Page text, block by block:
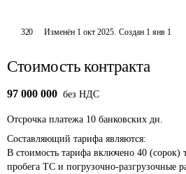
320 Изменён 1 окт 2025. Создан 1 янв 1
Стоимость контракта
97 000 000 без НДС
Отсрочка платежа 10 банковских дн.
Составляющий тарифа являются:
В стоимость тарифа включено 40 (сорок)
пробега ТС и погрузочно-разгрузочные